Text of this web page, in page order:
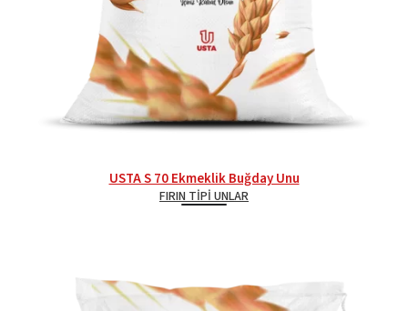
USTA S 70 Ekmeklik Buğday Unu
FIRIN TIPI UNLAR